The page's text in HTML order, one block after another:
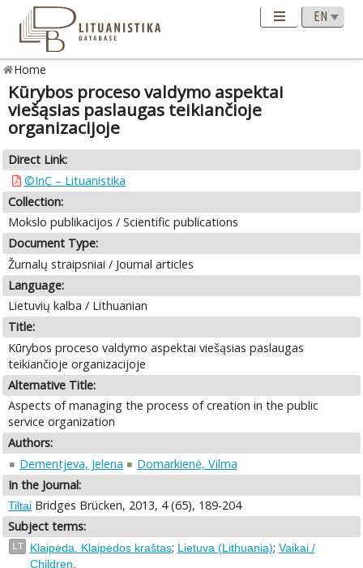
Home
Kūrybos proceso valdymo aspektai
viešąsias paslaugas teikiančioje
organizacijoje
Direct Link:
©InC – Lituanistika
Collection:
Mokslo publikacijos / Scientific publications
Document Type:
Žurnalų straipsniai / Journal articles
Language:
Lietuvių kalba / Lithuanian
Title:
Kūrybos proceso valdymo aspektai viešąsias paslaugas
teikiančioje organizacijoje
Alternative Title:
Aspects of managing the process of creation in the public
service organization
Authors:
Dementjeva, Jelena
Domarkienė, Vilma
In the Journal:
Tiltai Bridges Brücken, 2013, 4 (65), 189-204
Subject terms:
LT Klaipėda. Klaipėdos kraštas; Lietuva (Lithuania); Vaikai /
Children.